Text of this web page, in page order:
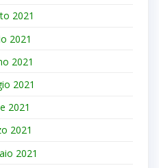
2021
2021
2021
2021
2021
2021
2021